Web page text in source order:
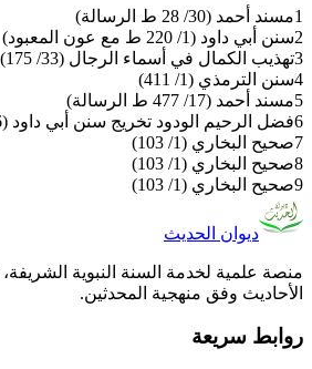
1مسند أحمد (30/ 28 ط الرسالة)
2سنن أبي داود (1/ 220 ط مع عون المعبود)
3تهذيب الكمال في أسماء الرجال (33/ 175)
4سنن الترمذي (1/ 411)
5مسند أحمد (17/ 477 ط الرسالة)
6فضل الرحيم الودود تخريج سنن أبي داود (6/ 380)
7صحيح البخاري (1/ 103)
8صحيح البخاري (1/ 103)
9صحيح البخاري (1/ 103)
ديوان الحديث
منصة علمية لخدمة السنة النبوية
الأحاديث وفق منهجية المحدثين.
روابط سريعة